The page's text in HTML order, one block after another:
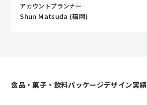
アカウントプランナー
Shun Matsuda (福岡)
食品・菓子・飲料パッケージデザイン実績